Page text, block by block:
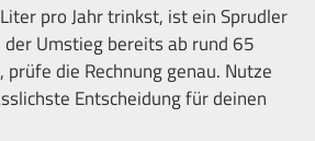
pro Jahr trinkst, ist ein Sprudler
Umstieg bereits ab rund 65
die Rechnung genau. Nutze
Entscheidung für deinen